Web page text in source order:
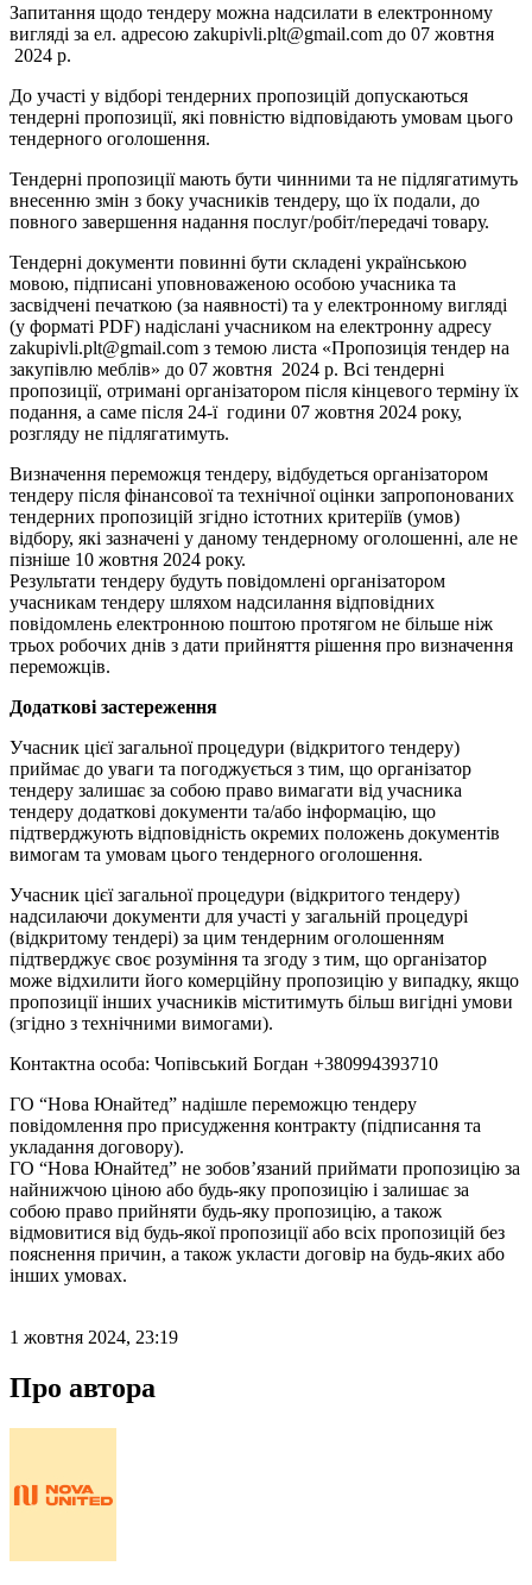
Запитання щодо тендеру можна надсилати в електронному
вигляді за ел. адресою zakupivli.plt@gmail.com до 07 жовтня
2024 р.
До участі у відборі тендерних пропозицій допускаються
тендерні пропозиції, які повністю відповідають умовам цього
тендерного оголошення.
Тендерні пропозиції мають бути чинними та не підлягатимуть
внесенню змін з боку учасників тендеру, що їх подали, до
повного завершення надання послуг/робіт/передачі товару.
Тендерні документи повинні бути складені українською
мовою, підписані уповноваженою особою учасника та
засвідчені печаткою (за наявності) та у електронному вигляді
(у форматі PDF) надіслані учасником на електронну адресу
zakupivli.plt@gmail.com з темою листа «Пропозиція тендер на
закупівлю меблів» до 07 жовтня 2024 р. Всі тендерні
пропозиції, отримані організатором після кінцевого терміну їх
подання, а саме після 24-ї години 07 жовтня 2024 року,
розгляду не підлягатимуть.
Визначення переможця тендеру, відбудеться організатором
тендеру після фінансової та технічної оцінки запропонованих
тендерних пропозицій згідно істотних критеріїв (умов)
відбору, які зазначені у даному тендерному оголошенні, але не
пізніше 10 жовтня 2024 року.
Результати тендеру будуть повідомлені організатором
учасникам тендеру шляхом надсилання відповідних
повідомлень електронною поштою протягом не більше ніж
трьох робочих днів з дати прийняття рішення про визначення
переможців.
Додаткові застереження
Учасник цієї загальної процедури (відкритого тендеру)
приймає до уваги та погоджується з тим, що організатор
тендеру залишає за собою право вимагати від учасника
тендеру додаткові документи та/або інформацію, що
підтверджують відповідність окремих положень документів
вимогам та умовам цього тендерного оголошення.
Учасник цієї загальної процедури (відкритого тендеру)
надсилаючи документи для участі у загальній процедурі
(відкритому тендері) за цим тендерним оголошенням
підтверджує своє розуміння та згоду з тим, що організатор
може відхилити його комерційну пропозицію у випадку, якщо
пропозиції інших учасників міститимуть більш вигідні умови
(згідно з технічними вимогами).
Контактна особа: Чопівський Богдан +380994393710
ГО “Нова Юнайтед” надішле переможцю тендеру
повідомлення про присудження контракту (підписання та
укладання договору).
ГО “Нова Юнайтед” не зобов’язаний приймати пропозицію за
найнижчою ціною або будь-яку пропозицію і залишає за
собою право прийняти будь-яку пропозицію, а також
відмовитися від будь-якої пропозиції або всіх пропозицій без
пояснення причин, а також укласти договір на будь-яких або
інших умовах.
1 жовтня 2024, 23:19
Про автора